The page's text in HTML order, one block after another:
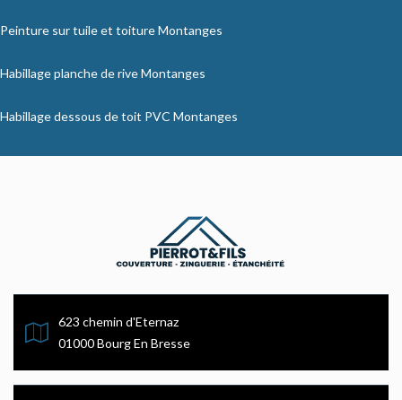
Peinture sur tuile et toiture Montanges
Habillage planche de rive Montanges
Habillage dessous de toit PVC Montanges
623 chemin d'Eternaz
01000 Bourg En Bresse